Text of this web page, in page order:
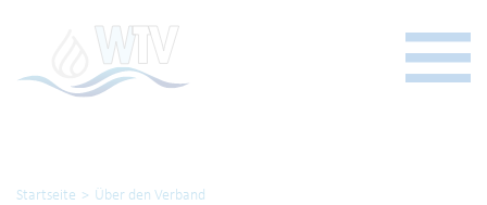
Startseite Über den Verband